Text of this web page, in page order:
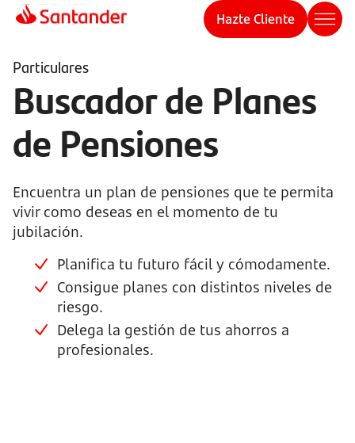
Hazte Cliente
Particulares
Buscador de Planes
de Pensiones
Encuentra un plan de pensiones que te permita
vivir como deseas en el momento de tu
jubilación.
Planifica tu futuro fácil y cómodamente.
Consigue planes con distintos niveles de
riesgo.
Delega la gestión de tus ahorros a
profesionales.